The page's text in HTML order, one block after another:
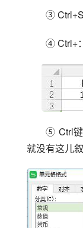
③
④ Ctrl+
⑤ Ctrl键
就没有这儿